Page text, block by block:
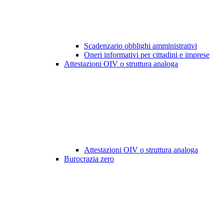
Scadenzario obblighi amministrativi
Oneri informativi per cittadini e imprese
Attestazioni OIV o struttura analoga
Attestazioni OIV o struttura analoga
Burocrazia zero